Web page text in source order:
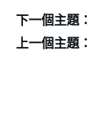
下一個主題：
上一個主題：